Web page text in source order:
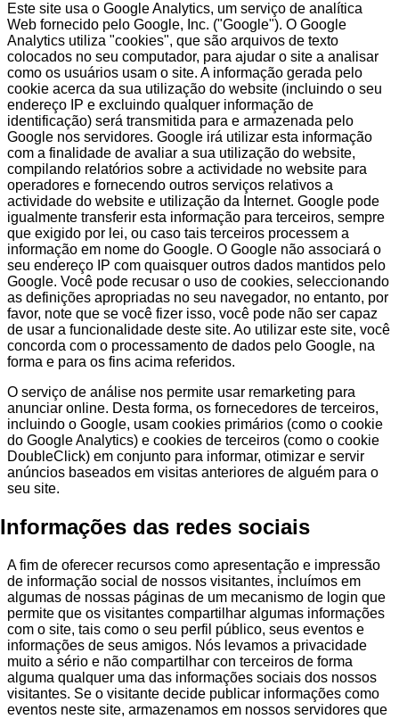
Este site usa o Google Analytics, um serviço de analítica
Web fornecido pelo Google, Inc. ("Google"). O Google
Analytics utiliza "cookies", que são arquivos de texto
colocados no seu computador, para ajudar o site a analisar
como os usuários usam o site. A informação gerada pelo
cookie acerca da sua utilização do website (incluindo o seu
endereço IP e excluindo qualquer informação de
identificação) será transmitida para e armazenada pelo
Google nos servidores. Google irá utilizar esta informação
com a finalidade de avaliar a sua utilização do website,
compilando relatórios sobre a actividade no website para
operadores e fornecendo outros serviços relativos a
actividade do website e utilização da Internet. Google pode
igualmente transferir esta informação para terceiros, sempre
que exigido por lei, ou caso tais terceiros processem a
informação em nome do Google. O Google não associará o
seu endereço IP com quaisquer outros dados mantidos pelo
Google. Você pode recusar o uso de cookies, seleccionando
as definições apropriadas no seu navegador, no entanto, por
favor, note que se você fizer isso, você pode não ser capaz
de usar a funcionalidade deste site. Ao utilizar este site, você
concorda com o processamento de dados pelo Google, na
forma e para os fins acima referidos.
O serviço de análise nos permite usar remarketing para
anunciar online. Desta forma, os fornecedores de terceiros,
incluindo o Google, usam cookies primários (como o cookie
do Google Analytics) e cookies de terceiros (como o cookie
DoubleClick) em conjunto para informar, otimizar e servir
anúncios baseados em visitas anteriores de alguém para o
seu site.
Informações das redes sociais
A fim de oferecer recursos como apresentação e impressão
de informação social de nossos visitantes, incluímos em
algumas de nossas páginas de um mecanismo de login que
permite que os visitantes compartilhar algumas informações
com o site, tais como o seu perfil público, seus eventos e
informações de seus amigos. Nós levamos a privacidade
muito a sério e não compartilhar con terceiros de forma
alguma qualquer uma das informações sociais dos nossos
visitantes. Se o visitante decide publicar informações como
eventos neste site, armazenamos em nossos servidores que